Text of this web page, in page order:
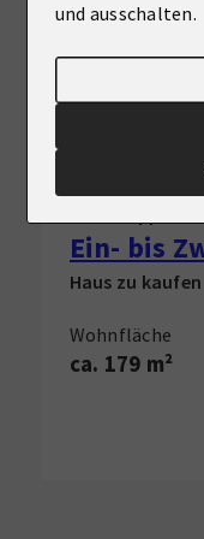
VERKAUFT
Haus zu kaufen
Wohnfläche
ca. 179 m²
und ausschalten.